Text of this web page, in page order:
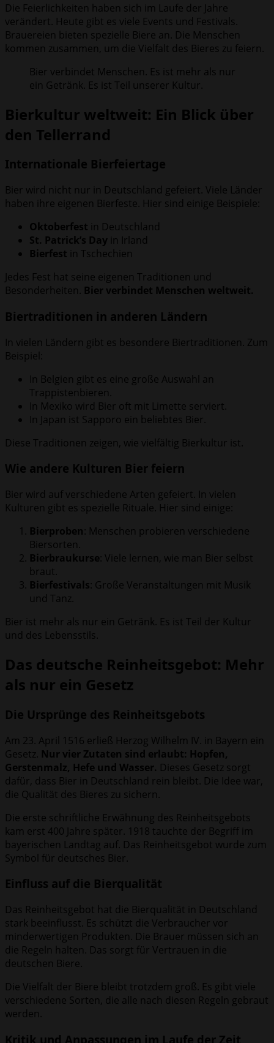
Die Feierlichkeiten haben sich im Laufe der Jahre
verändert. Heute gibt es viele Events und Festivals.
Brauereien bieten spezielle Biere an. Die Menschen
kommen zusammen, um die Vielfalt des Bieres zu feiern.
Bier verbindet Menschen. Es ist mehr als nur
ein Getränk. Es ist Teil unserer Kultur.
Bierkultur weltweit: Ein Blick über
den Tellerrand
Internationale Bierfeiertage
Bier wird nicht nur in Deutschland gefeiert. Viele Länder
haben ihre eigenen Bierfeste. Hier sind einige Beispiele:
Oktoberfest in Deutschland
St. Patrick’s Day in Irland
Bierfest in Tschechien
Jedes Fest hat seine eigenen Traditionen und
Besonderheiten. Bier verbindet Menschen weltweit.
Biertraditionen in anderen Ländern
In vielen Ländern gibt es besondere Biertraditionen. Zum
Beispiel:
In Belgien gibt es eine große Auswahl an
Trappistenbieren.
In Mexiko wird Bier oft mit Limette serviert.
In Japan ist Sapporo ein beliebtes Bier.
Diese Traditionen zeigen, wie vielfältig Bierkultur ist.
Wie andere Kulturen Bier feiern
Bier wird auf verschiedene Arten gefeiert. In vielen
Kulturen gibt es spezielle Rituale. Hier sind einige:
Bierproben: Menschen probieren verschiedene
Biersorten.
Bierbraukurse: Viele lernen, wie man Bier selbst
braut.
Bierfestivals: Große Veranstaltungen mit Musik
und Tanz.
Bier ist mehr als nur ein Getränk. Es ist Teil der Kultur
und des Lebensstils.
Das deutsche Reinheitsgebot: Mehr
als nur ein Gesetz
Die Ursprünge des Reinheitsgebots
Am 23. April 1516 erließ Herzog Wilhelm IV. in Bayern ein
Gesetz. Nur vier Zutaten sind erlaubt: Hopfen,
Gerstenmalz, Hefe und Wasser. Dieses Gesetz sorgt
dafür, dass Bier in Deutschland rein bleibt. Die Idee war,
die Qualität des Bieres zu sichern.
Die erste schriftliche Erwähnung des Reinheitsgebots
kam erst 400 Jahre später. 1918 tauchte der Begriff im
bayerischen Landtag auf. Das Reinheitsgebot wurde zum
Symbol für deutsches Bier.
Einfluss auf die Bierqualität
Das Reinheitsgebot hat die Bierqualität in Deutschland
stark beeinflusst. Es schützt die Verbraucher vor
minderwertigen Produkten. Die Brauer müssen sich an
die Regeln halten. Das sorgt für Vertrauen in die
deutschen Biere.
Die Vielfalt der Biere bleibt trotzdem groß. Es gibt viele
verschiedene Sorten, die alle nach diesen Regeln gebraut
werden.
Kritik und Anpassungen im Laufe der Zeit